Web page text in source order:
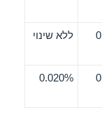
ללא שינוי
0.020%